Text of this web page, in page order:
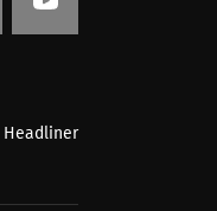
Headliner